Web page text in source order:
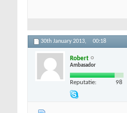
30th January 2013, 00:18
Robert
Ambasador
Reputatie: 98